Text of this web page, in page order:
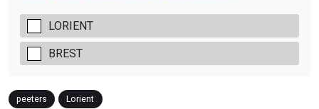
LORIENT
BREST
peeters Lorient